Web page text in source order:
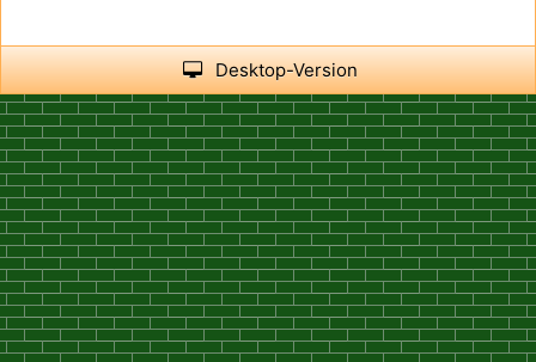
Desktop-Version